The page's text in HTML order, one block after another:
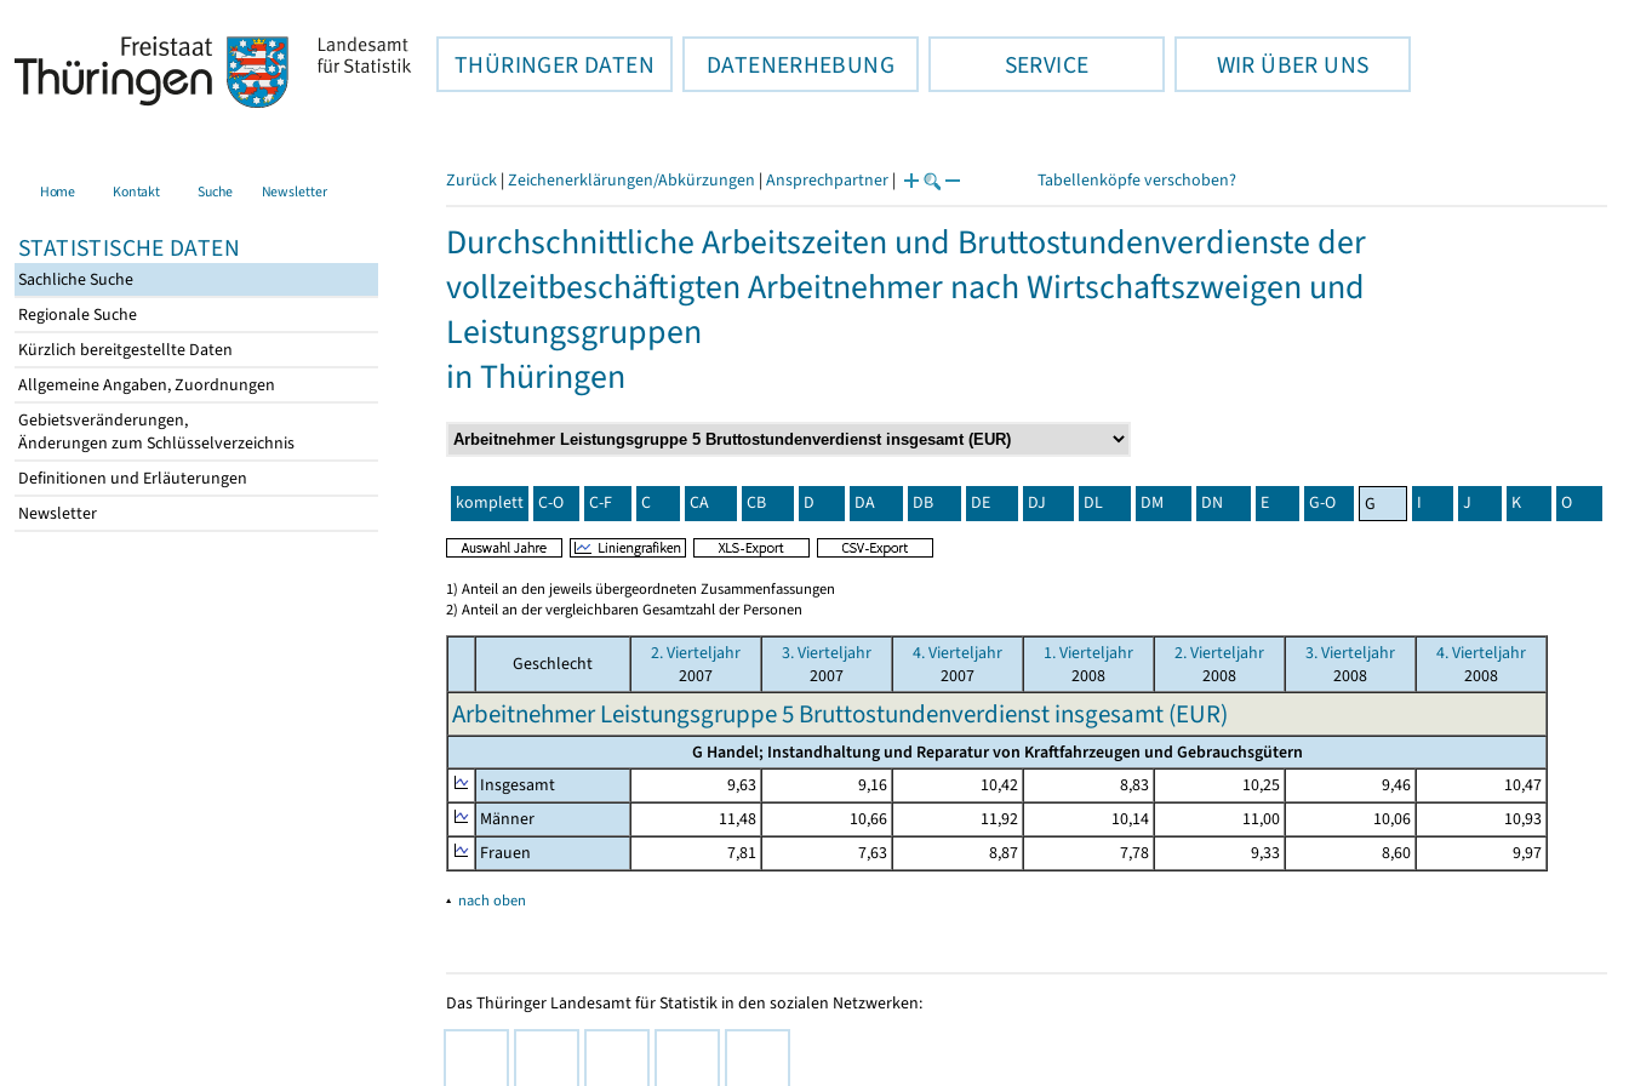
THÜRINGER DATEN DATENERHEBUNG SERVICE WIR ÜBER UNS
Home Kontakt Suche Newsletter
STATISTISCHE DATEN
Sachliche Suche
Regionale Suche
Kürzlich bereitgestellte Daten
Allgemeine Angaben, Zuordnungen
Gebietsveränderungen,
Änderungen zum Schlüsselverzeichnis
Definitionen und Erläuterungen
Newsletter
Zurück | Zeichenerklärungen/Abkürzungen | Ansprechpartner | Tabellenköpfe verschoben?
Durchschnittliche Arbeitszeiten und Bruttostundenverdienste der
vollzeitbeschäftigten Arbeitnehmer nach Wirtschaftszweigen und
Leistungsgruppen
in Thüringen
komplett C-O C-F C CA CB D DA DB DE DJ DL DM DN E G-O G I J K O
1) Anteil an den jeweils übergeordneten Zusammenfassungen
2) Anteil an der vergleichbaren Gesamtzahl der Personen
Geschlecht
2. Vierteljahr
2007
3. Vierteljahr
2007
4. Vierteljahr
2007
1. Vierteljahr
2008
2. Vierteljahr
2008
3. Vierteljahr
2008
4. Vierteljahr
2008
Arbeitnehmer Leistungsgruppe 5 Bruttostundenverdienst insgesamt (EUR)
G Handel; Instandhaltung und Reparatur von Kraftfahrzeugen und Gebrauchsgütern
Insgesamt
9,63 9,16 10,42 8,83 10,25 9,46
10,47
Männer
11,48 10,66 11,92 10,14 11,00 10,06
10,93
Frauen
7,81 7,63 8,87 7,78 9,33 8,60 9,97
▴ nach oben
Das Thüringer Landesamt für Statistik in den sozialen Netzwerken: